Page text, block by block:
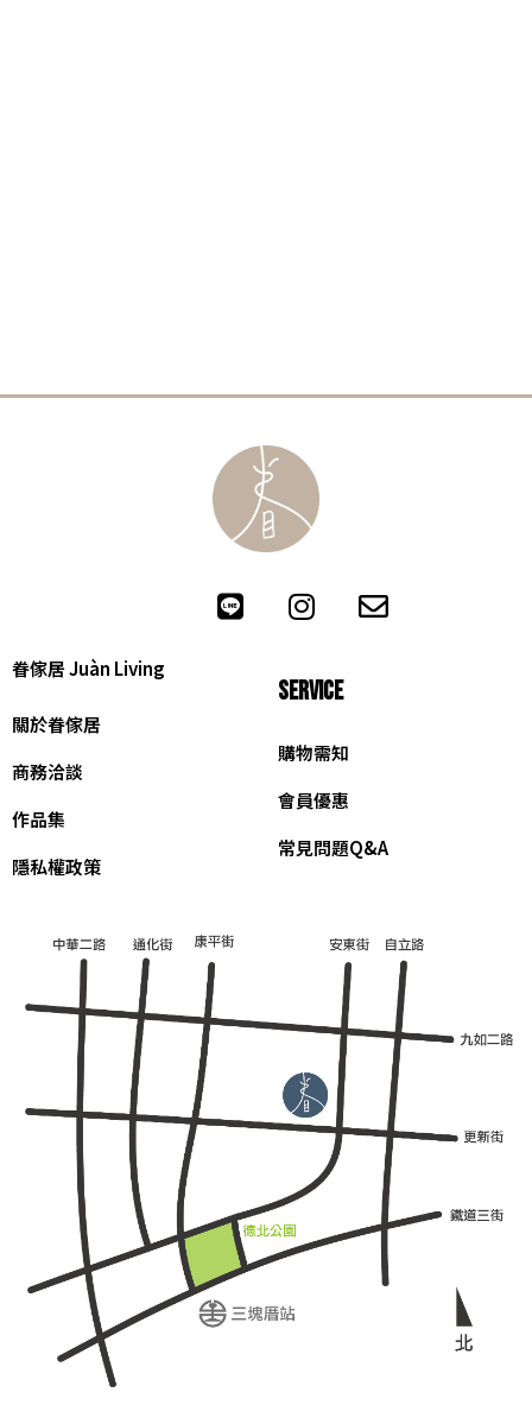
眷傢居 Juàn Living
關於眷傢居
商務洽談
作品集
隱私權政策
SERVICE
購物需知
會員優惠
常見問題Q&A